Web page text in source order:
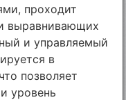
проходит
выравнивающих
и управляемый
в
позволяет
уровень